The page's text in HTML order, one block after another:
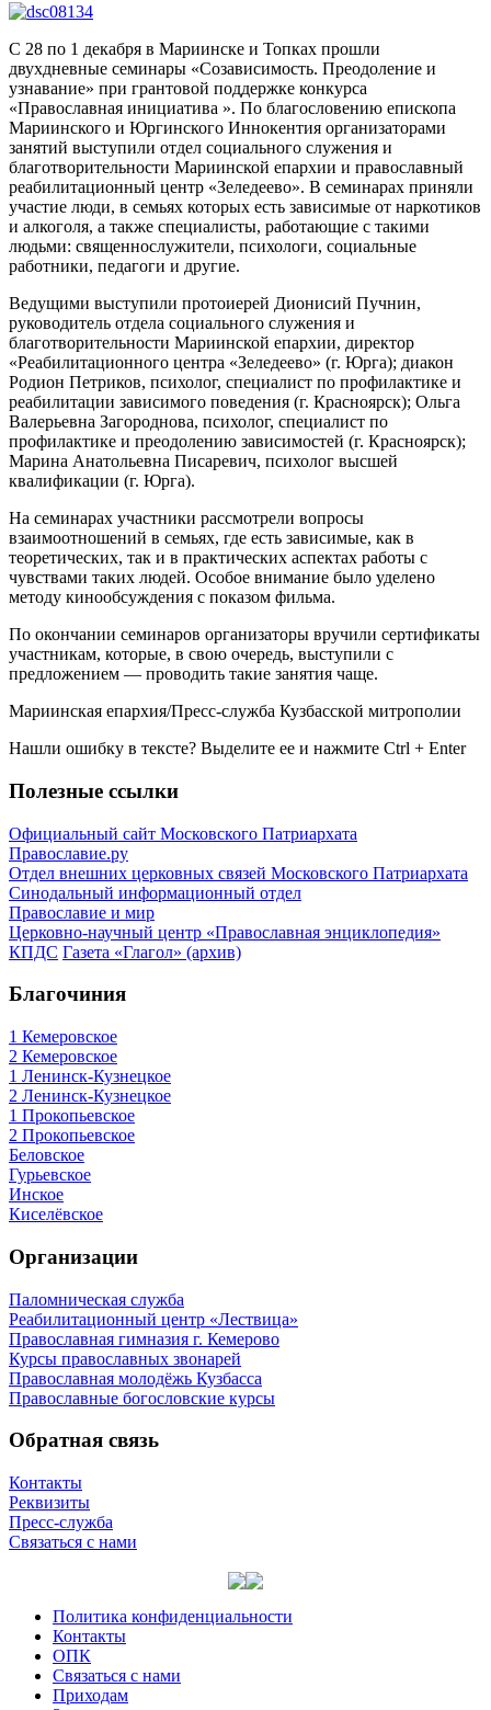
С 28 по 1 декабря в Мариинске и Топках прошли
двухдневные семинары «Созависимость. Преодоление и
узнавание» при грантовой поддержке конкурса
«Православная инициатива ». По благословению епископа
Мариинского и Юргинского Иннокентия организаторами
занятий выступили отдел социального служения и
благотворительности Мариинской епархии и православный
реабилитационный центр «Зеледеево». В семинарах приняли
участие люди, в семьях которых есть зависимые от наркотиков
и алкоголя, а также специалисты, работающие с такими
людьми: священнослужители, психологи, социальные
работники, педагоги и другие.
Ведущими выступили протоиерей Дионисий Пучнин,
руководитель отдела социального служения и
благотворительности Мариинской епархии, директор
«Реабилитационного центра «Зеледеево» (г. Юрга); диакон
Родион Петриков, психолог, специалист по профилактике и
реабилитации зависимого поведения (г. Красноярск); Ольга
Валерьевна Загороднова, психолог, специалист по
профилактике и преодолению зависимостей (г. Красноярск);
Марина Анатольевна Писаревич, психолог высшей
квалификации (г. Юрга).
На семинарах участники рассмотрели вопросы
взаимоотношений в семьях, где есть зависимые, как в
теоретических, так и в практических аспектах работы с
чувствами таких людей. Особое внимание было уделено
методу кинообсуждения с показом фильма.
По окончании семинаров организаторы вручили сертификаты
участникам, которые, в свою очередь, выступили с
предложением — проводить такие занятия чаще.
Мариинская епархия/Пресс-служба Кузбасской митрополии
Нашли ошибку в тексте? Выделите ее и нажмите Ctrl + Enter
Полезные ссылки
Официальный сайт Московского Патриархата
Православие.ру
Отдел внешних церковных связей Московского Патриархата
Синодальный информационный отдел
Православие и мир
Церковно-научный центр «Православная энциклопедия»
КПДС Газета «Глагол» (архив)
Благочиния
1 Кемеровское
2 Кемеровское
1 Ленинск-Кузнецкое
2 Ленинск-Кузнецкое
1 Прокопьевское
2 Прокопьевское
Беловское
Гурьевское
Инское
Киселёвское
Организации
Паломническая служба
Реабилитационный центр «Лествица»
Православная гимназия г. Кемерово
Курсы православных звонарей
Православная молодёжь Кузбасса
Православные богословские курсы
Обратная связь
Контакты
Реквизиты
Пресс-служба
Связаться с нами
Политика конфиденциальности
Контакты
ОПК
Связаться с нами
Приходам